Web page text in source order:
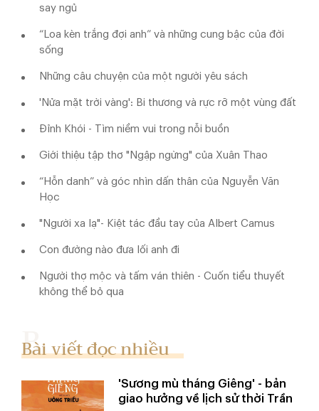
say ngủ
“Loa kèn trắng đợi anh” và những cung bậc của đời
sống
Những câu chuyện của một người yêu sách
'Nửa mặt trời vàng': Bi thương và rực rỡ một vùng đất
Đỉnh Khói - Tìm niềm vui trong nỗi buồn
Giới thiệu tập thơ "Ngập ngừng" của Xuân Thao
“Hỗn danh” và góc nhìn dấn thân của Nguyễn Văn
Học
"Người xa lạ"- Kiệt tác đầu tay của Albert Camus
Con đường nào đưa lối anh đi
Người thợ mộc và tấm ván thiên - Cuốn tiểu thuyết
không thể bỏ qua
Bài viết đọc nhiều
'Sương mù tháng Giêng' - bản
giao hưởng về lịch sử thời Trần